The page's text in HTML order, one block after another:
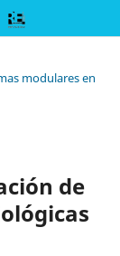
modulares en
de